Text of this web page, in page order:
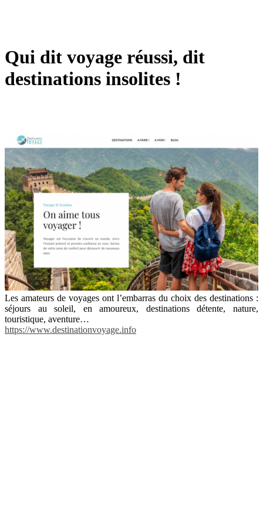
Qui dit voyage réussi, dit
destinations insolites !
Les amateurs de voyages ont l’embarras du choix des destinations :
séjours au soleil, en amoureux, destinations détente, nature,
touristique, aventure…
https://www.destinationvoyage.info